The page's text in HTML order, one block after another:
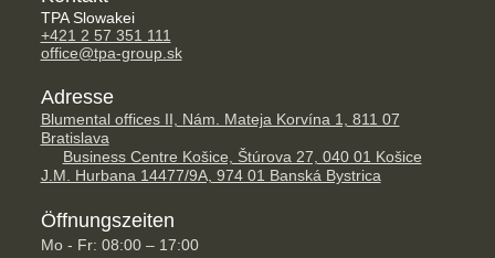
TPA Slowakei
+421 2 57 351 111
office@tpa-group.sk
Adresse
Blumental offices II, Nám. Mateja Korvína 1, 811 07
Bratislava
Business Centre Košice, Štúrova 27, 040 01 Košice
J.M. Hurbana 14477/9A, 974 01 Banská Bystrica
Öffnungszeiten
Mo - Fr: 08:00 – 17:00